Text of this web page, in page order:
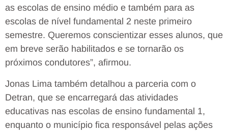
as escolas de ensino médio e também para as
escolas de nível fundamental 2 neste primeiro
semestre. Queremos conscientizar esses alunos, que
em breve serão habilitados e se tornarão os
próximos condutores”, afirmou.
Jonas Lima também detalhou a parceria com o
Detran, que se encarregará das atividades
educativas nas escolas de ensino fundamental 1,
enquanto o município fica responsável pelas ações